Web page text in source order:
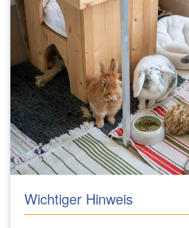
Wichtiger Hinweis